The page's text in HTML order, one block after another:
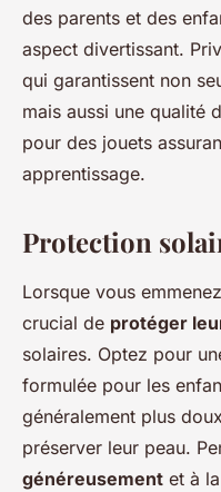
des parents et des
aspect divertissant.
qui garantissent non
mais aussi une qualité
pour des jouets
apprentissage.
Protection
Lorsque vous
crucial de protéger
solaires. Optez pour
formulée pour les
généralement plus
préserver leur peau.
généreusement et à